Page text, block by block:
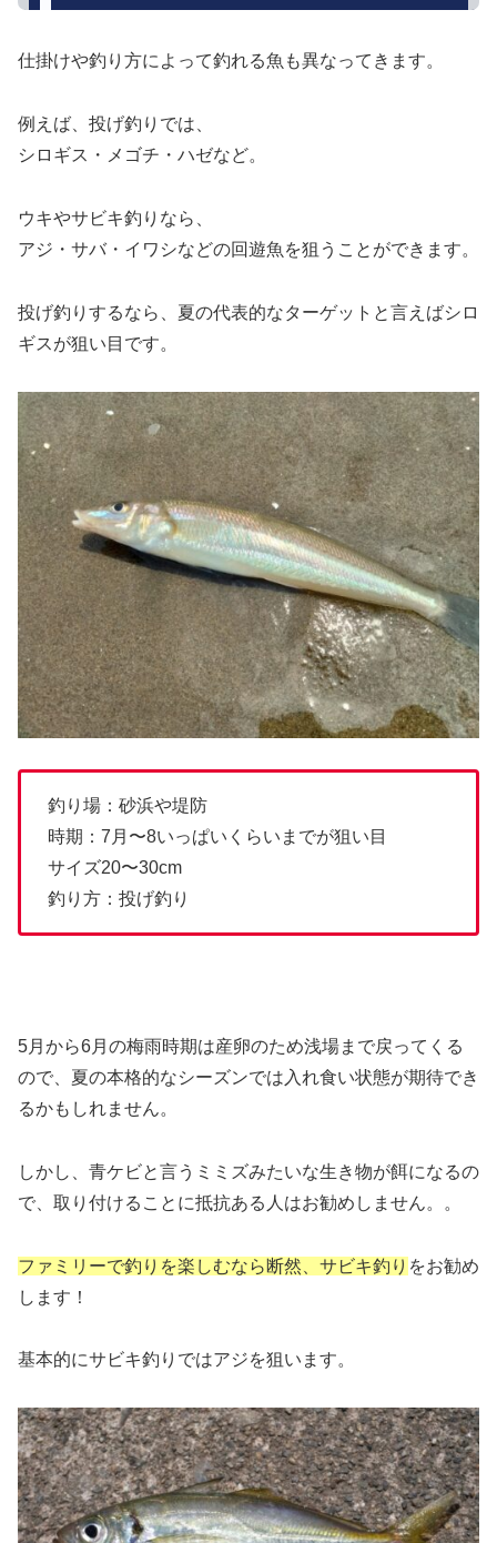
仕掛けや釣り方によって釣れる魚も異なってきます。
例えば、投げ釣りでは、
シロギス・メゴチ・ハゼなど。
ウキやサビキ釣りなら、
アジ・サバ・イワシなどの回遊魚を狙うことができます。
投げ釣りするなら、夏の代表的なターゲットと言えばシロ
ギスが狙い目です。
釣り場：砂浜や堤防
時期：7月〜8いっぱいくらいまでが狙い目
サイズ20〜30cm
釣り方：投げ釣り
5月から6月の梅雨時期は産卵のため浅場まで戻ってくる
ので、夏の本格的なシーズンでは入れ食い状態が期待でき
るかもしれません。
しかし、青ケビと言うミミズみたいな生き物が餌になるの
で、取り付けることに抵抗ある人はお勧めしません。。
ファミリーで釣りを楽しむなら断然、サビキ釣り をお勧め
します！
基本的にサビキ釣りではアジを狙います。